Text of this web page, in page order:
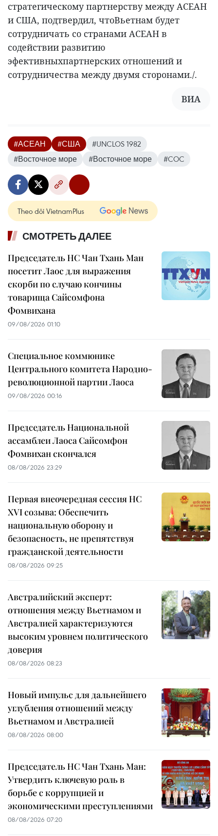
стратегическому партнерству между АСЕАН
и США, подтвердил, чтоВьетнам будет
сотрудничать со странами АСЕАН в
содействии развитию
эфективныхпартнерских отношений и
сотрудничества между двумя сторонами./.
ВИА
#АСЕАН #США
#UNCLOS 1982
#Восточное море
#Восточное море #COC
Theo dõi VietnamPlus
СМОТРЕТЬ ДАЛЕЕ
Председатель НС Чан Тхань Ман
посетит Лаос для выражения
скорби по случаю кончины
товарища Сайсомфона
Фомвихана
09/08/2026 01:10
Специальное коммюнике
Центрального комитета Народно-
революционной партии Лаоса
09/08/2026 00:16
Председатель Национальной
ассамблеи Лаоса Сайсомфон
Фомвихан скончался
08/08/2026 23:29
Первая внеочередная сессия НС
XVI созыва: Обеспечить
национальную оборону и
безопасность, не препятствуя
гражданской деятельности
08/08/2026 09:25
Австралийский эксперт:
отношения между Вьетнамом и
Австралией характеризуются
высоким уровнем политического
доверия
08/08/2026 08:23
Новый импульс для дальнейшего
углубления отношений между
Вьетнамом и Австралией
08/08/2026 08:00
Председатель НС Чан Тхань Ман:
Утвердить ключевую роль в
борьбе с коррупцией и
экономическими преступлениями
08/08/2026 07:20